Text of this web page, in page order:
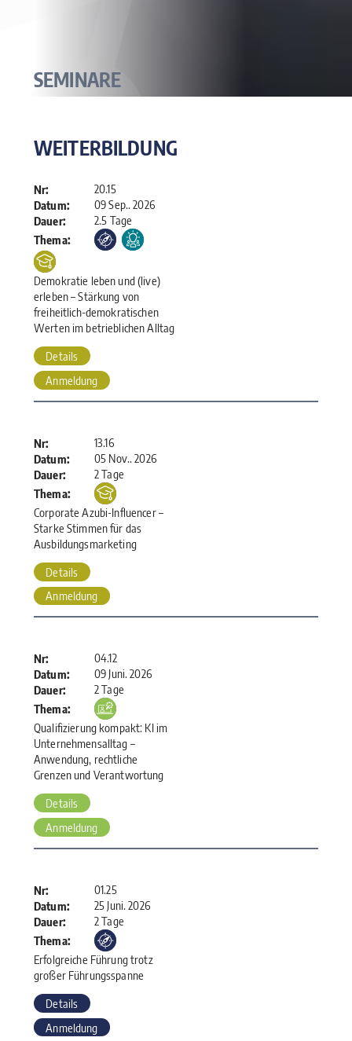
SEMINARE
WEITERBILDUNG
Nr: 20.15
Thema:
Demokratie leben und (live)
erleben – Stärkung von
freiheitlich-demokratischen
Werten im betrieblichen Alltag
Details
Anmeldung
Datum:
09 Sep.. 2026
Dauer:
2.5 Tage
Nr: 13.16
Thema:
Corporate Azubi-Influencer –
Starke Stimmen für das
Ausbildungsmarketing
Details
Anmeldung
Datum:
05 Nov.. 2026
Dauer:
2 Tage
Nr: 04.12
Thema:
Qualifizierung kompakt: KI im
Unternehmensalltag –
Anwendung, rechtliche
Grenzen und Verantwortung
Details
Anmeldung
Datum:
09 Juni. 2026
Dauer:
2 Tage
Nr: 01.25
Thema:
Erfolgreiche Führung trotz
großer Führungsspanne
Details
Anmeldung
Datum:
25 Juni. 2026
Dauer:
2 Tage